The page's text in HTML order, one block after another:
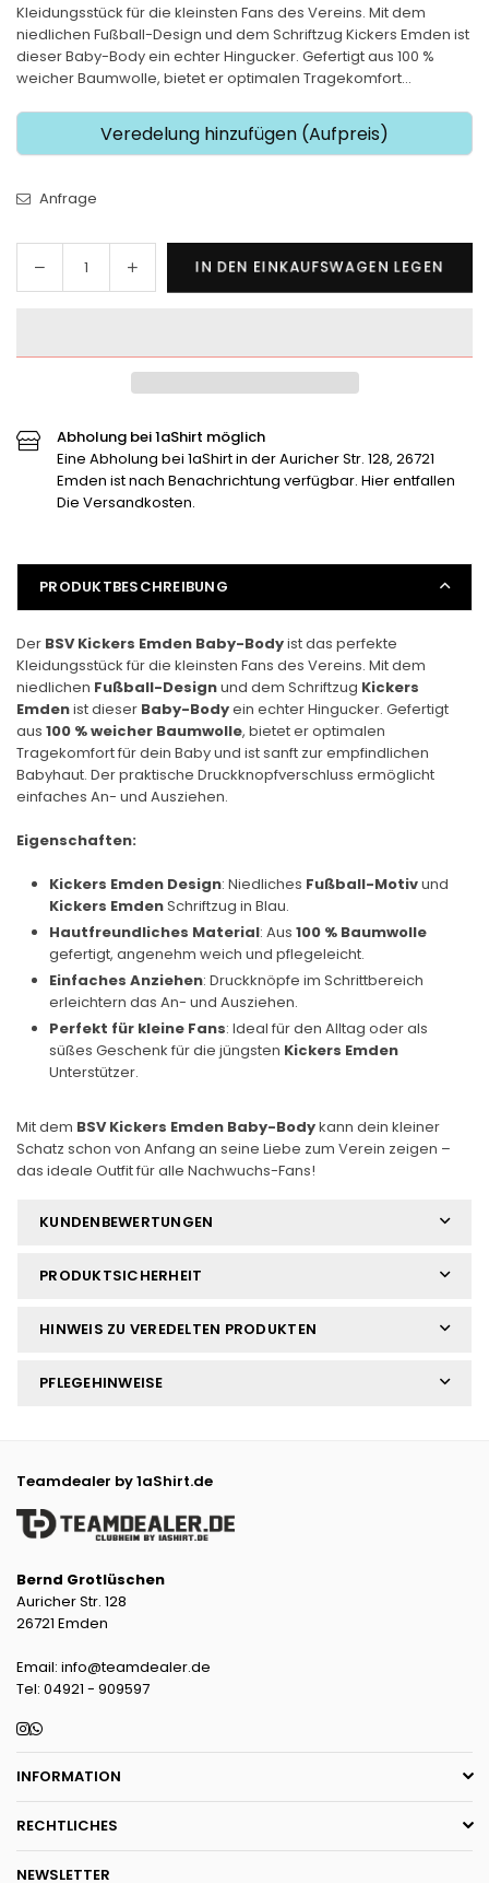
Kleidungsstück für die kleinsten Fans des Vereins. Mit dem
niedlichen Fußball-Design und dem Schriftzug Kickers Emden ist
dieser Baby-Body ein echter Hingucker. Gefertigt aus 100 %
weicher Baumwolle, bietet er optimalen Tragekomfort...
Veredelung hinzufügen (Aufpreis)
Anfrage
Menge
für
Emden
Body
verringern
Menge
für
Emden
Body
erhöhen
IN DEN EINKAUFSWAGEN LEGEN
Abholung bei 1aShirt möglich
Eine Abholung bei 1aShirt in der Auricher Str. 128, 26721
Emden ist nach Benachrichtung verfügbar. Hier entfallen
Die Versandkosten.
PRODUKTBESCHREIBUNG
Der BSV Kickers Emden Baby-Bodyist das perfekte
Kleidungsstück für die kleinsten Fans des Vereins. Mit dem
niedlichen Fußball-Designund dem Schriftzug Kickers
Emdenist dieser Baby-Bodyein echter Hingucker. Gefertigt
aus 100 % weicher Baumwolle, bietet er optimalen
Tragekomfort für dein Baby und ist sanft zur empfindlichen
Babyhaut. Der praktische Druckknopfverschluss ermöglicht
einfaches An- und Ausziehen.
Eigenschaften:
Kickers Emden Design: Niedliches Fußball-Motivund
Kickers EmdenSchriftzug in Blau.
Hautfreundliches Material: Aus 100 % Baumwolle
gefertigt, angenehm weich und pflegeleicht.
Einfaches Anziehen: Druckknöpfe im Schrittbereich
erleichtern das An- und Ausziehen.
Perfekt für kleine Fans: Ideal für den Alltag oder als
süßes Geschenk für die jüngsten Kickers Emden
Unterstützer.
Mit dem BSV Kickers Emden Baby-Bodykann dein kleiner
Schatz schon von Anfang an seine Liebe zum Verein zeigen –
das ideale Outfit für alle Nachwuchs-Fans!
KUNDENBEWERTUNGEN
PRODUKTSICHERHEIT
HINWEIS ZU VEREDELTEN PRODUKTEN
PFLEGEHINWEISE
Teamdealer by 1aShirt.de
Bernd Grotlüschen
Auricher Str. 128
26721 Emden
Email: info@teamdealer.de
Tel: 04921 - 909597
Instagram
Whatsapp
INFORMATION
RECHTLICHES
NEWSLETTER